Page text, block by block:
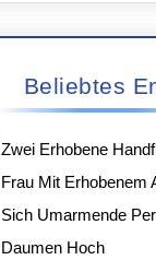
Beliebtes
Zwei Erhobene
Frau Mit Erhobenem
Sich Umarmende
Daumen Hoch